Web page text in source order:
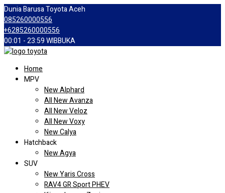
Dunia Barusa Toyota Aceh
085260000556
+6285260000556
00:01 - 23:59 WIBBUKA
Home
MPV
New Alphard
All New Avanza
All New Veloz
All New Voxy
New Calya
Hatchback
New Agya
SUV
New Yaris Cross
RAV4 GR Sport PHEV